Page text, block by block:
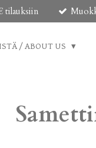
tilauksiin
/ ABOUT US